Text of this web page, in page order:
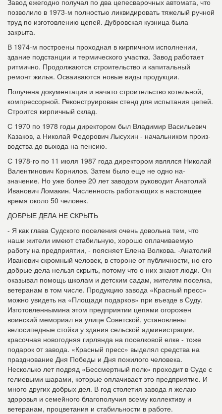
Завод ежегодно получал по два це­песварочных автомата, что
позволило в 1973-м полностью ликвидировать тяже­лый ручной
труд по изготовлению цепей. Дубровская кузница была
закрыта.
В 1974-м построены проходная в кир­пичном исполнении,
здание подстанции и термического участка. Завод работает
ритмично. Продолжаются строительство и капитальный
ремонт жилья. Осваиваются новые виды продукции.
Получена документация и начато строительство котельной,
компрессорной. Реконструирован стенд для испытания цепей.
Строится кирпичный склад.
С 1970 по 1978 годы директором был Владимир Васильевич
Казаков, а Николай Федорович Лысухин - начальником произ­
водства до выхода на пенсию.
С 1978-го по 11 июля 1987 года дирек­тором являлся Николай
Валентинович Корнилов. Затем было еще не одно на­
значение. Но уже более 20 лет заводом руководит Анатолий
Иванович Ломакин. Численность работающих в настоящее
время около 50 человек.
ДОБРЫЕ ДЕЛА НЕ СКРЫТЬ
- Я как глава Судского поселения очень довольна тем, что
наши жители имеют стабильную, хорошо оплачиваемую
работу на предприятии, - поясняет Елена Волкова. -Анатолий
Иванович скромный человек, в стороне от публичности, но его
добрые дела нельзя скрыть, потому что о них знают люди. Он
оказывал помощь школам и детским садам, жителям поселка,
ветеранам в том числе. Продукцию завода «Красный пресс»
можно увидеть на «Площади подарков» при въезде в Суду.
Изготовленнымина этом предприятии цепями огорожен
воинский мемориал на улице Советской, установлены
велосипедные стойки у здания сельской администрации,
красочная ново­годняя гирлянда на поселковой елке - тоже
подарок oт завода. «Красный пресс» выделял средства на
празднование Дня Победы и Дня пожилого человека.
Несколько лет подряд «Бессмертный полк» проходит в Суде с
гелиевыми шарами, которые оплачивает это предприятие. И
много других добрых дел. В год столетия завода я желаю
здоровья и семейного благополучия всему коллективу и
ветеранам, процветания и стабильности в работе.